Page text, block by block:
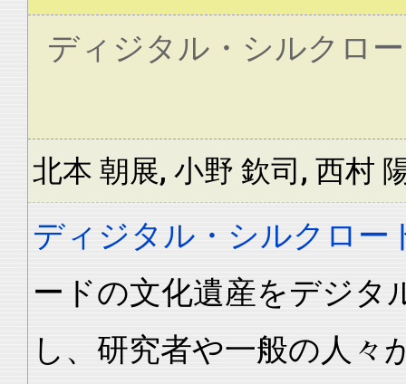
ディジタル・シルクロ
北本 朝展, 小野 欽司, 西村
ディジタル・シルクロー
ードの文化遺産をデジタ
し、研究者や一般の人々